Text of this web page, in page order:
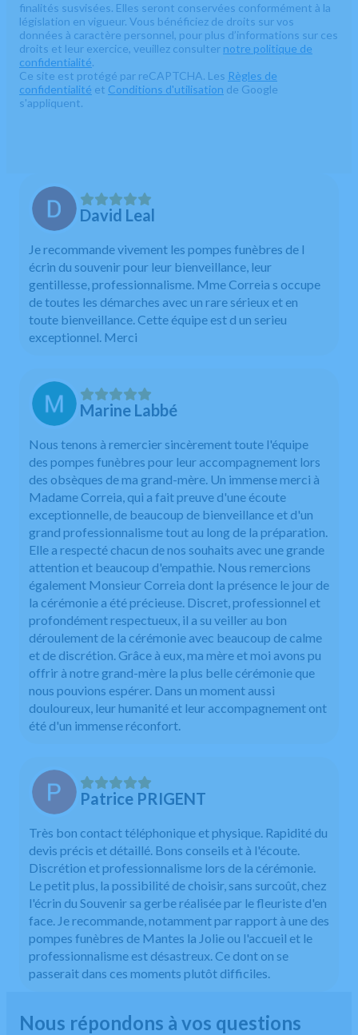
finalités susvisées. Elles seront conservées conformément à la
législation en vigueur. Vous bénéficiez de droits sur vos
données à caractère personnel, pour plus d’informations sur ces
droits et leur exercice, veuillez consulter notre politique de
confidentialité.
Ce site est protégé par reCAPTCHA. Les Règles de
confidentialité et Conditions d'utilisation de Google
s'appliquent.
David Leal
Je recommande vivement les pompes funèbres de l
écrin du souvenir pour leur bienveillance, leur
gentillesse, professionnalisme. Mme Correia s occupe
de toutes les démarches avec un rare sérieux et en
toute bienveillance. Cette équipe est d un serieu
exceptionnel. Merci
Marine Labbé
Nous tenons à remercier sincèrement toute l'équipe
des pompes funèbres pour leur accompagnement lors
des obsèques de ma grand-mère. Un immense merci à
Madame Correia, qui a fait preuve d'une écoute
exceptionnelle, de beaucoup de bienveillance et d'un
grand professionnalisme tout au long de la préparation.
Elle a respecté chacun de nos souhaits avec une grande
attention et beaucoup d'empathie. Nous remercions
également Monsieur Correia dont la présence le jour de
la cérémonie a été précieuse. Discret, professionnel et
profondément respectueux, il a su veiller au bon
déroulement de la cérémonie avec beaucoup de calme
et de discrétion. Grâce à eux, ma mère et moi avons pu
offrir à notre grand-mère la plus belle cérémonie que
nous pouvions espérer. Dans un moment aussi
douloureux, leur humanité et leur accompagnement ont
été d'un immense réconfort.
Patrice PRIGENT
Très bon contact téléphonique et physique. Rapidité du
devis précis et détaillé. Bons conseils et à l'écoute.
Discrétion et professionnalisme lors de la cérémonie.
Le petit plus, la possibilité de choisir, sans surcoût, chez
l'écrin du Souvenir sa gerbe réalisée par le fleuriste d'en
face. Je recommande, notamment par rapport à une des
pompes funèbres de Mantes la Jolie ou l'accueil et le
professionnalisme est désastreux. Ce dont on se
passerait dans ces moments plutôt difficiles.
Nous répondons à vos questions